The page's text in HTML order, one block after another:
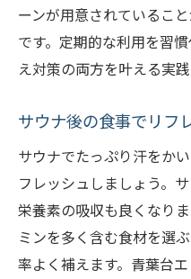
ーンが用意されているこ
です。定期的な利用を習
え対策の両方を叶える実
サウナ後の食事でリフ
サウナでたっぷり汗をか
フレッシュしましょう。
栄養素の吸収も良くなり
ミンを多く含む食材を選
率よく補えます。青葉台